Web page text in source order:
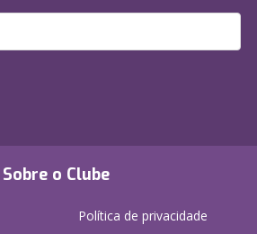
Sobre o Clube
Política de privacidade